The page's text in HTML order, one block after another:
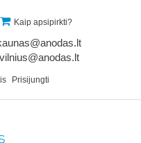
Kaip apsipirkti?
vilnius@anodas.lt
Prisijungti